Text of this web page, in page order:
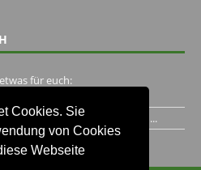
Cookies. Sie
von Cookies
Webseite
für euch:
Pape verbracht..Habe ihn...